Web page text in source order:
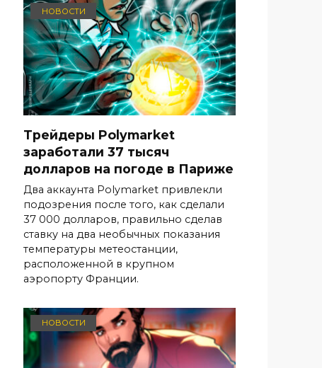
НОВОСТИ
Трейдеры Polymarket
заработали 37 тысяч
долларов на погоде в Париже
Два аккаунта Polymarket привлекли
подозрения после того, как сделали
37 000 долларов, правильно сделав
ставку на два необычных показания
температуры метеостанции,
расположенной в крупном
аэропорту Франции.
НОВОСТИ